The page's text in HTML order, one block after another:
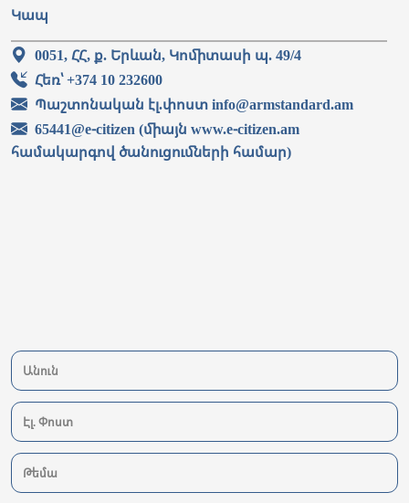
Կապ
0051, ՀՀ, ք. Երևան, Կոմիտասի պ. 49/4
Հեռ՝ +374 10 232600
Պաշտոնական էլ.փոստ info@armstandard.am
65441@e-citizen (միայն www.e-citizen.am
համակարգով ծանուցումների համար)